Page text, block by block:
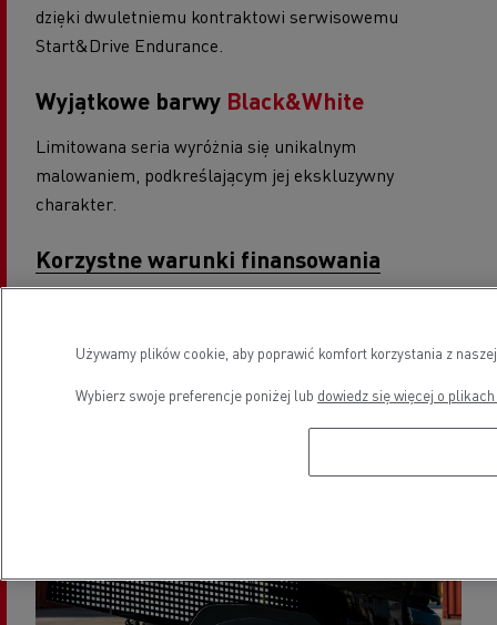
dzięki dwuletniemu kontraktowi serwisowemu
Start&Drive Endurance.
Wyjątkowe barwy Black&White
Limitowana seria wyróżnia się unikalnym
malowaniem, podkreślającym jej ekskluzywny
charakter.
Korzystne warunki finansowania
pojazdu z tej serii.
Używamy plików cookie, aby poprawić komfort korzystania z
Wybierz swoje preferencje poniżej lub dowiedz się więcej o